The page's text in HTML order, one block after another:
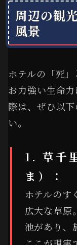
周辺の観
風景
ホテルの「死
お力強い生命
際は、ぜひ以
い。
1. 草千
ま）：
ホテルのす
広大な草原
池があり、